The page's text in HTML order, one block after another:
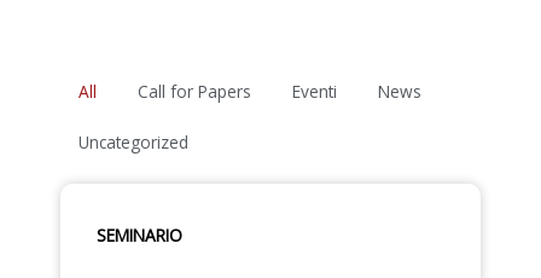
All Call for Papers Eventi News
Uncategorized
SEMINARIO